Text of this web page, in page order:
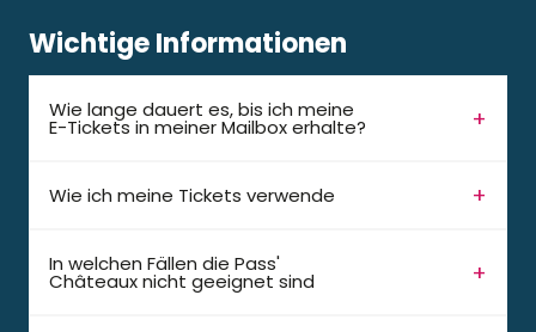
Wichtige Informationen
Wie lange dauert es, bis ich meine
E-Tickets in meiner Mailbox erhalte?
Wie ich meine Tickets verwende
In welchen Fällen die Pass'
Châteaux nicht geeignet sind